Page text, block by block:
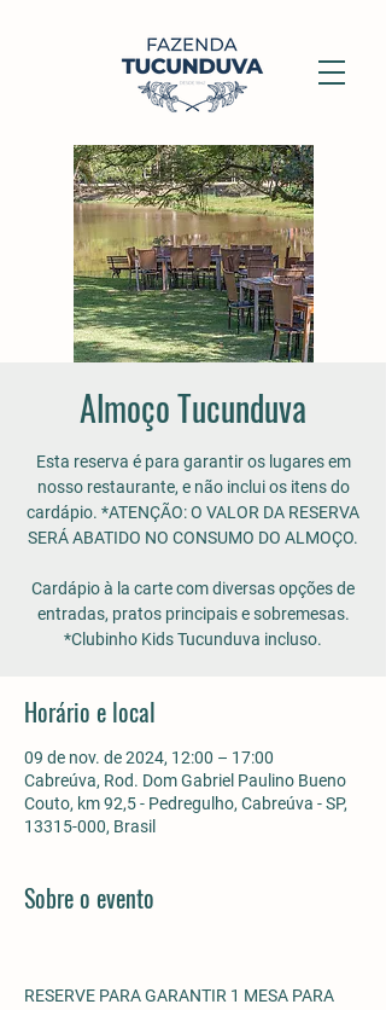
Almoço Tucunduva
Esta reserva é para garantir os lugares em
nosso restaurante, e não inclui os itens do
cardápio. *ATENÇÃO: O VALOR DA RESERVA
SERÁ ABATIDO NO CONSUMO DO ALMOÇO.
Cardápio à la carte com diversas opções de
entradas, pratos principais e sobremesas.
*Clubinho Kids Tucunduva incluso.
Horário e local
09 de nov. de 2024, 12:00 – 17:00
Cabreúva, Rod. Dom Gabriel Paulino Bueno
Couto, km 92,5 - Pedregulho, Cabreúva - SP,
13315-000, Brasil
Sobre o evento
RESERVE PARA GARANTIR 1 MESA PARA